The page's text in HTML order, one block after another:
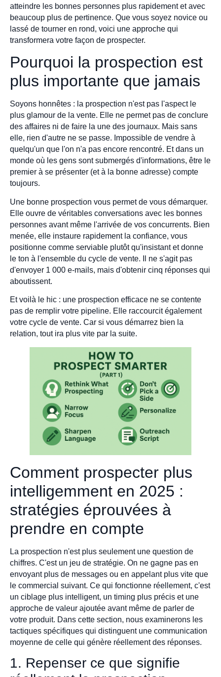
atteindre les bonnes personnes plus rapidement et avec
beaucoup plus de pertinence. Que vous soyez novice ou
lassé de tourner en rond, voici une approche qui
transformera votre façon de prospecter.
Pourquoi la prospection est
plus importante que jamais
Soyons honnêtes : la prospection n'est pas l'aspect le
plus glamour de la vente. Elle ne permet pas de conclure
des affaires ni de faire la une des journaux. Mais sans
elle, rien d'autre ne se passe. Impossible de vendre à
quelqu'un que l'on n'a pas encore rencontré. Et dans un
monde où les gens sont submergés d'informations, être le
premier à se présenter (et à la bonne adresse) compte
toujours.
Une bonne prospection vous permet de vous démarquer.
Elle ouvre de véritables conversations avec les bonnes
personnes avant même l'arrivée de vos concurrents. Bien
menée, elle instaure rapidement la confiance, vous
positionne comme serviable plutôt qu'insistant et donne
le ton à l'ensemble du cycle de vente. Il ne s'agit pas
d'envoyer 1 000 e-mails, mais d'obtenir cinq réponses qui
aboutissent.
Et voilà le hic : une prospection efficace ne se contente
pas de remplir votre pipeline. Elle raccourcit également
votre cycle de vente. Car si vous démarrez bien la
relation, tout ira plus vite par la suite.
Comment prospecter plus
intelligemment en 2025 :
stratégies éprouvées à
prendre en compte
La prospection n'est plus seulement une question de
chiffres. C'est un jeu de stratégie. On ne gagne pas en
envoyant plus de messages ou en appelant plus vite que
le commercial suivant. Ce qui fonctionne réellement, c'est
un ciblage plus intelligent, un timing plus précis et une
approche de valeur ajoutée avant même de parler de
votre produit. Dans cette section, nous examinerons les
tactiques spécifiques qui distinguent une communication
moyenne de celle qui génère réellement des réponses.
1. Repenser ce que signifie